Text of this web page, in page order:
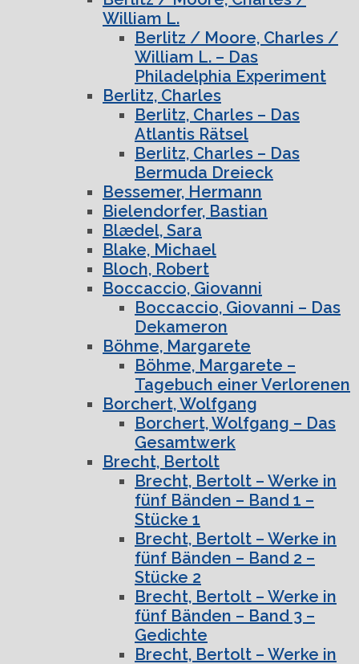
William L.
Berlitz / Moore, Charles /
William L. – Das
Philadelphia Experiment
Berlitz, Charles
Berlitz, Charles – Das
Atlantis Rätsel
Berlitz, Charles – Das
Bermuda Dreieck
Bessemer, Hermann
Bielendorfer, Bastian
Blædel, Sara
Blake, Michael
Bloch, Robert
Boccaccio, Giovanni
Boccaccio, Giovanni – Das
Dekameron
Böhme, Margarete
Böhme, Margarete –
Tagebuch einer Verlorenen
Borchert, Wolfgang
Borchert, Wolfgang – Das
Gesamtwerk
Brecht, Bertolt
Brecht, Bertolt – Werke in
fünf Bänden – Band 1 –
Stücke 1
Brecht, Bertolt – Werke in
fünf Bänden – Band 2 –
Stücke 2
Brecht, Bertolt – Werke in
fünf Bänden – Band 3 –
Gedichte
Brecht, Bertolt – Werke in